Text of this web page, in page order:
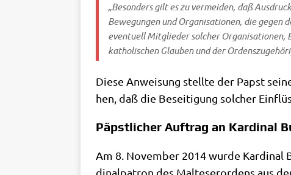
„Beson­ders gilt es zu ver­mei­den, daß
Bewe­gun­gen und Orga­ni­sa­tio­nen, die gegen
even­tu­ell Mit­glie­der sol­cher Orga­ni­sa­tio­nen,
katho­li­schen Glau­ben und der
Die­se Anwei­sung stell­te der Papst
hen, daß die Besei­ti­gung sol­cher
Päpstlicher Auftrag an Kardinal
Am 8. Novem­ber 2014 wur­de Kar­di­nal
di­nal­pa­tron des Mal­te­ser­or­dens aus